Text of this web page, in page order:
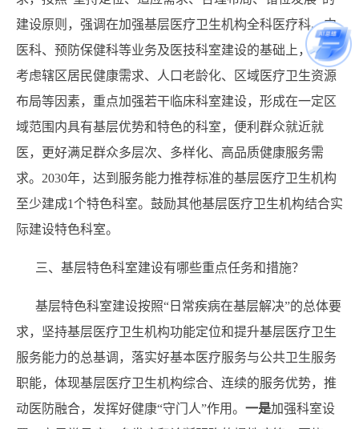
建设原则，强调在加强基层医疗卫生机构全科医疗科、中
医科、预防保健科等业务及医技科室建设的基础上，综合
考虑辖区居民健康需求、人口老龄化、区域医疗卫生资源
布局等因素，重点加强若干临床科室建设，形成在一定区
域范围内具有基层优势和特色的科室，便利群众就近就
医，更好满足群众多层次、多样化、高品质健康服务需
求。2030年，达到服务能力推荐标准的基层医疗卫生机构
至少建成1个特色科室。鼓励其他基层医疗卫生机构结合实
际建设特色科室。
三、基层特色科室建设有哪些重点任务和措施？
基层特色科室建设按照“日常疾病在基层解决”的总体要
求，坚持基层医疗卫生机构功能定位和提升基层医疗卫生
服务能力的总基调，落实好基本医疗服务与公共卫生服务
职能，体现基层医疗卫生机构综合、连续的服务优势，推
动医防融合，发挥好健康“守门人”作用。 一是加强科室设